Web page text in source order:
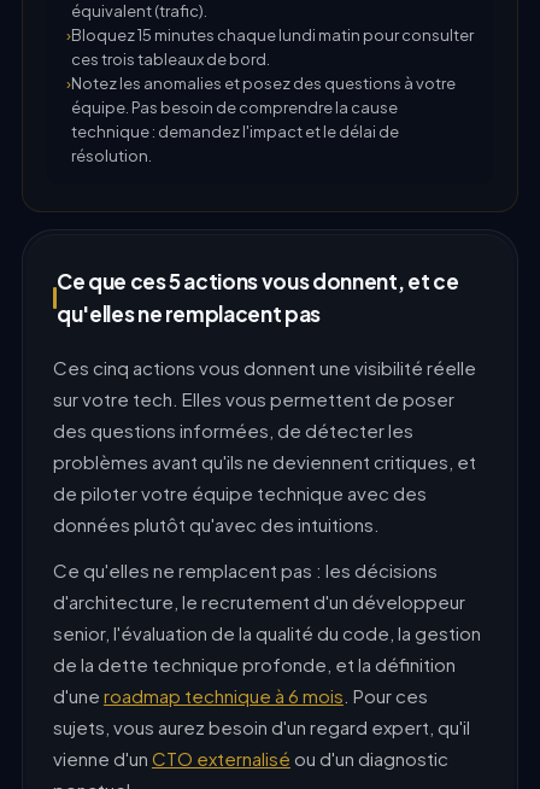
équivalent (trafic).
Bloquez 15 minutes chaque lundi matin pour consulter
ces trois tableaux de bord.
Notez les anomalies et posez des questions à votre
équipe. Pas besoin de comprendre la cause
technique : demandez l'impact et le délai de
résolution.
Ce que ces 5 actions vous donnent, et ce
qu'elles ne remplacent pas
Ces cinq actions vous donnent une visibilité réelle
sur votre tech. Elles vous permettent de poser
des questions informées, de détecter les
problèmes avant qu'ils ne deviennent critiques, et
de piloter votre équipe technique avec des
données plutôt qu'avec des intuitions.
Ce qu'elles ne remplacent pas : les décisions
d'architecture, le recrutement d'un développeur
senior, l'évaluation de la qualité du code, la gestion
de la dette technique profonde, et la définition
d'une roadmap technique à 6 mois . Pour ces
sujets, vous aurez besoin d'un regard expert, qu'il
vienne d'un CTO externalisé ou d'un diagnostic